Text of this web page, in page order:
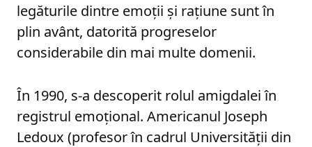
legăturile dintre emoții și rațiune sunt în
plin avânt, datorită progreselor
considerabile din mai multe domenii.
În 1990, s-a descoperit rolul amigdalei în
registrul emoțional. Americanul Joseph
Ledoux (profesor în cadrul Universității din